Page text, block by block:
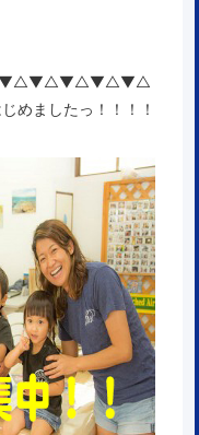
ましたっ！！！！